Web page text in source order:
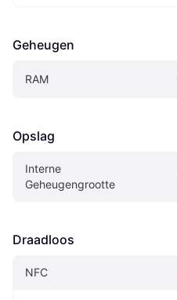
Geheugen
RAM
Opslag
Interne
Geheugengrootte
Draadloos
NFC